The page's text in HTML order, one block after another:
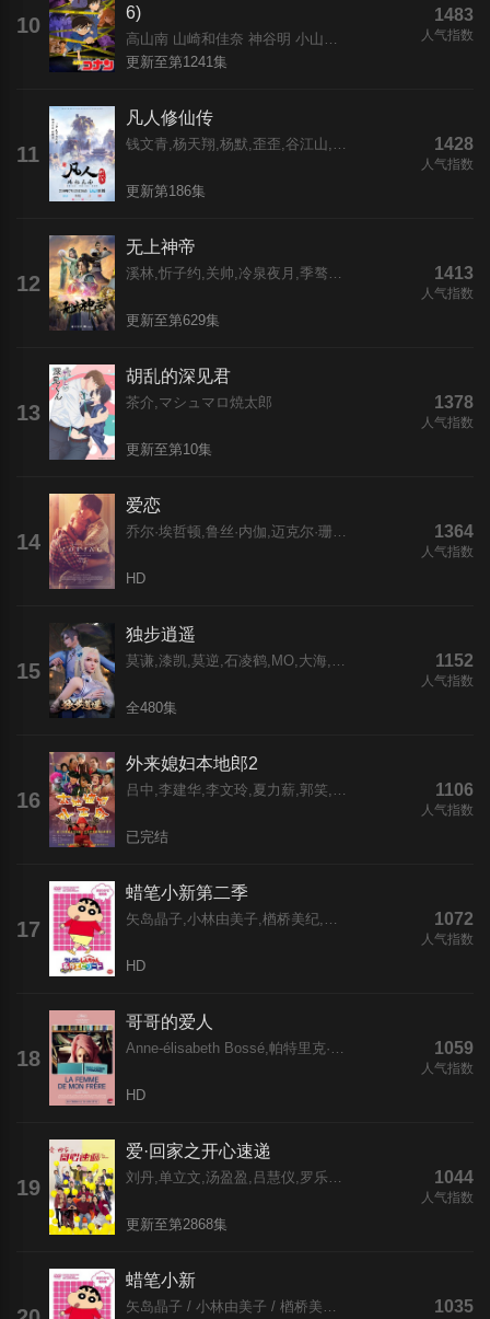
10
6)
高山南 山崎和佳奈 神谷明 小山力也 林原惠美 山口胜平 田中秀幸 岛本须美 绪方贤一 堀川亮 松井菜樱子 宫村优子 岩居由希子 大谷育江 高木涉 高岛雅罗 堀之纪 立木文彦 小山茉美 三石琴乃 置鲇龙太郎 日高范子 池田秀一 古谷彻
更新至第1241集
1483
人气指数
11
凡人修仙传
钱文青,杨天翔,杨默,歪歪,谷江山,乔诗语,佟心竹
更新第186集
1428
人气指数
12
无上神帝
溪林,忻子约,关帅,冷泉夜月,季骜杰,钟巍,烈之流星,蘭雨馨,张妮,徐翔,Akira明,柳知萧
更新至第629集
1413
人气指数
13
胡乱的深见君
茶介,マシュマロ焼太郎
更新至第10集
1378
人气指数
14
爱恋
乔尔·埃哲顿,鲁丝·内伽,迈克尔·珊农,马尔顿·索克斯,尼克·克罗尔,比尔·坎普,大卫·詹森,克里斯·格林,迈克尔·阿伯特,克里斯托弗·曼恩
HD
1364
人气指数
15
独步逍遥
莫谦,漆凯,莫逆,石凌鹤,MO,大海,索格,思东,X,雅澜,飞云,OJ,阿边,林珄,石头,滕家俊
全480集
1152
人气指数
16
外来媳妇本地郎2
吕中,李建华,李文玲,夏力薪,郭笑,张海燕,林好,岳秀清,胡轩豪,赵卫东,张立威,高一围,朱利安,魏翔
已完结
1106
人气指数
17
蜡笔小新第二季
矢岛晶子,小林由美子,楢桥美纪,藤原启治,森川智之,兴梠里美,真柴摩利,林玉绪,一龙斋贞友,佐藤智惠,高田由美,七绪春日,富泽美智惠,三石琴乃,纳谷六朗,森田顺平
HD
1072
人气指数
18
哥哥的爱人
Anne-élisabeth Bossé,帕特里克·伊冯,伊夫林·布洛初,塞森·加布埃,米舍利娜·伯纳德,Mani Soleymanlou,玛加丽·列平·布隆多,尼尔斯·施内德,Noah Parker,Amélie Dallaire,玛丽·布拉萨德,Paul Savoie,Maurice de Kinder,金伯利·拉费里埃,迈伦娜·麦凯,Jo?lle Paré-Beaulieu,若瑟琳·祖科,C
HD
1059
人气指数
19
爱·回家之开心速递
刘丹,单立文,汤盈盈,吕慧仪,罗乐林,马贯东,苏韵姿,周嘉洛,陈浚霆,吴伟豪
更新至第2868集
1044
人气指数
蜡笔小新
矢岛晶子 / 小林由美子 / 楢桥美纪 / 藤原启治 / 森川智之 1035